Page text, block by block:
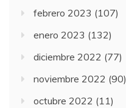
febrero 2023 (107)
enero 2023 (132)
diciembre 2022 (77)
noviembre 2022 (90)
octubre 2022 (11)